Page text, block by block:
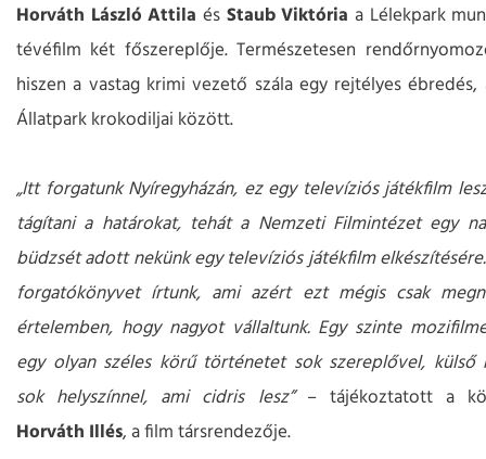
Horváth László Attila és Staub Viktória a Lélekpark
tévéfilm két főszereplője. Természetesen
hiszen a vastag krimi vezető szála egy rejtélyes ébredés,
Állatpark krokodiljai között.
„Itt forgatunk Nyíregyházán, ez egy televíziós játékfilm
tágítani a határokat, tehát a Nemzeti Filmintézet egy
büdzsét adott nekünk egy televíziós játékfilm
forgatókönyvet írtunk, ami azért ezt mégis csak
értelemben, hogy nagyot vállaltunk. Egy szinte
egy olyan széles körű történetet sok szereplővel, külső
sok helyszínnel, ami cidris lesz”– tájékoztatott a
Horváth Illés, a film társrendezője.